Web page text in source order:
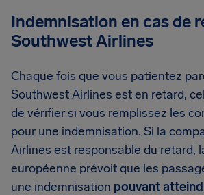
Indemnisation en cas de
Southwest Airlines
Chaque fois que vous patientez
Southwest Airlines est en retard,
de vérifier si vous remplissez les
pour une indemnisation. Si la
Airlines est responsable du retard,
européenne prévoit que les
une indemnisation pouvant